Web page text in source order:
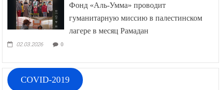
Фонд «Аль-Умма» проводит
гуманитарную миссию в палестинском
лагере в месяц Рамадан
02.03.2026 0
COVID-2019